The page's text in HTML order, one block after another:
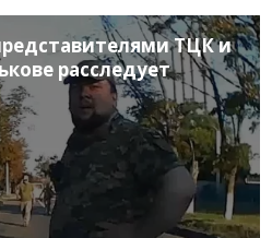
ТЦК и
расследует